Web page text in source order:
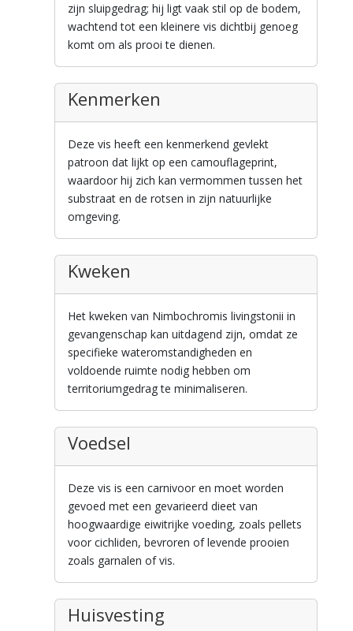
zijn sluipgedrag; hij ligt vaak stil op de bodem,
wachtend tot een kleinere vis dichtbij genoeg
komt om als prooi te dienen.
Kenmerken
Deze vis heeft een kenmerkend gevlekt
patroon dat lijkt op een camouflageprint,
waardoor hij zich kan vermommen tussen het
substraat en de rotsen in zijn natuurlijke
omgeving.
Kweken
Het kweken van Nimbochromis livingstonii in
gevangenschap kan uitdagend zijn, omdat ze
specifieke wateromstandigheden en
voldoende ruimte nodig hebben om
territoriumgedrag te minimaliseren.
Voedsel
Deze vis is een carnivoor en moet worden
gevoed met een gevarieerd dieet van
hoogwaardige eiwitrijke voeding, zoals pellets
voor cichliden, bevroren of levende prooien
zoals garnalen of vis.
Huisvesting